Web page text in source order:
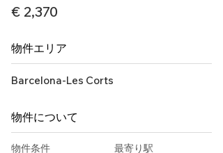
€ 2,370
物件エリア
Barcelona-Les Corts
物件について
物件条件 最寄り駅